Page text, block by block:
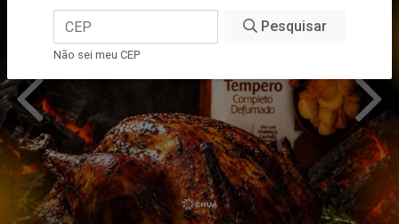
Pesquisar
Não sei meu CEP